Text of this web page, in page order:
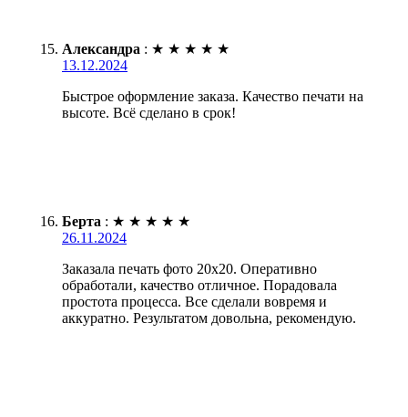
Александра : ★ ★ ★ ★ ★
13.12.2024
Быстрое оформление заказа. Качество печати на
высоте. Всё сделано в срок!
Берта : ★ ★ ★ ★ ★
26.11.2024
Заказала печать фото 20х20. Оперативно
обработали, качество отличное. Порадовала
простота процесса. Все сделали вовремя и
аккуратно. Результатом довольна, рекомендую.